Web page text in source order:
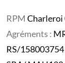
RPM Charleroi
Agréments :
RS/158003754